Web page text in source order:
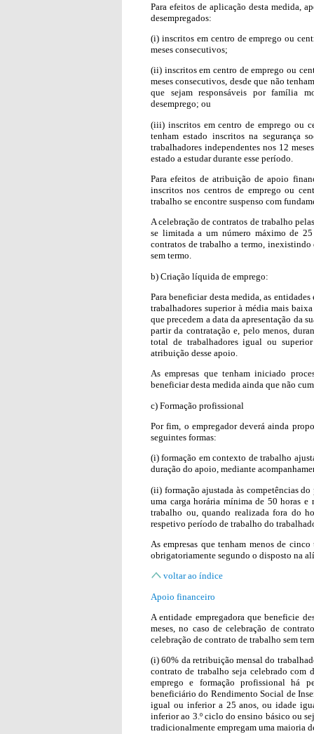
Para efeitos de aplicação desta medida,
desempregados:
(i) inscritos em centro de emprego ou
meses consecutivos;
(ii) inscritos em centro de emprego ou
meses consecutivos, desde que não
que sejam responsáveis por família
desemprego; ou
(iii) inscritos em centro de emprego ou
tenham estado inscritos na segurança
trabalhadores independentes nos 12
estado a estudar durante esse período.
Para efeitos de atribuição de apoio
inscritos nos centros de emprego ou
trabalho se encontre suspenso com
A celebração de contratos de trabalho
se limitada a um número máximo de
contratos de trabalho a termo,
sem termo.
b) Criação líquida de emprego:
Para beneficiar desta medida, as
trabalhadores superior à média mais
que precedem a data da apresentação da
partir da contratação e, pelo menos,
total de trabalhadores igual ou
atribuição desse apoio.
As empresas que tenham iniciado
beneficiar desta medida ainda que não
c) Formação profissional
Por fim, o empregador deverá ainda
seguintes formas:
(i) formação em contexto de trabalho
duração do apoio, mediante
(ii) formação ajustada às competências
uma carga horária mínima de 50 horas e
trabalho ou, quando realizada fora do
respetivo período de trabalho do
As empresas que tenham menos de
obrigatoriamente segundo o disposto na
voltar ao índice
Apoio financeiro
A entidade empregadora que beneficie
meses, no caso de celebração de
celebração de contrato de trabalho sem
(i) 60% da retribuição mensal do
contrato de trabalho seja celebrado com
emprego e formação profissional há
beneficiário do Rendimento Social de
igual ou inferior a 25 anos, ou idade
inferior ao 3.º ciclo do ensino básico ou
tradicionalmente empregam uma maioria